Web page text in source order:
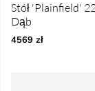
Stół 'Plainfield'
Dąb
4569 zł